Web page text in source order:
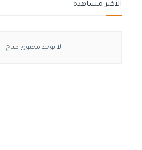
الأكثر مشاهدة
لا يوجد محتوى متاح